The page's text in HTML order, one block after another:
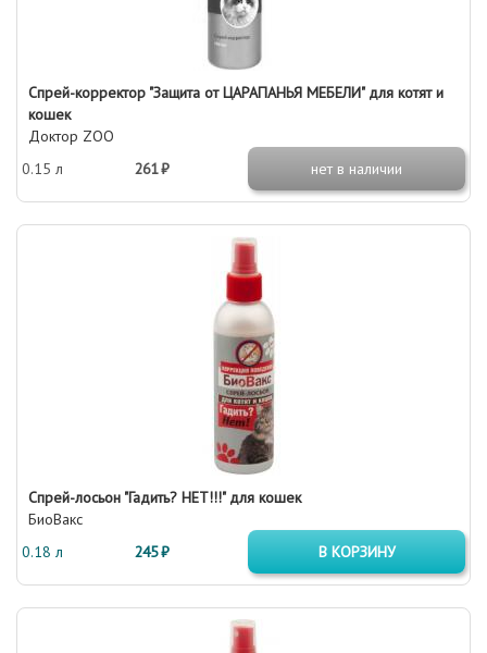
Спрей-корректор "Защита от ЦАРАПАНЬЯ МЕБЕЛИ" для котят и
кошек
Доктор ZOO
0.15 л
261 ₽ нет в наличии
Спрей-лосьон "Гадить? НЕТ!!!" для кошек
БиоВакс
0.18 л
245 ₽ В КОРЗИНУ